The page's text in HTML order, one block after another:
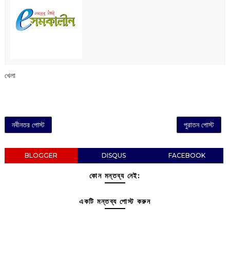
খেলা
নবীনতর পোস্ট পুরাতন পোস্ট
BLOGGER DISQUS FACEBOOK
কোন মন্তব্য নেই:
একটি মন্তব্য পোস্ট করুন